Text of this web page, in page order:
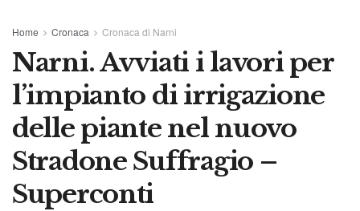
Home Cronaca Cronaca di Narni
Narni. Avviati i lavori per
l’impianto di irrigazione
delle piante nel nuovo
Stradone Suffragio –
Superconti